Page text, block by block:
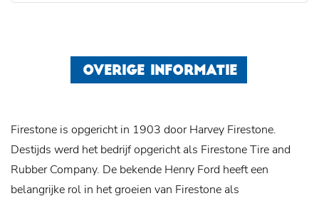
OVERIGE INFORMATIE
Firestone is opgericht in 1903 door Harvey Firestone.
Destijds werd het bedrijf opgericht als Firestone Tire and
Rubber Company. De bekende Henry Ford heeft een
belangrijke rol in het groeien van Firestone als